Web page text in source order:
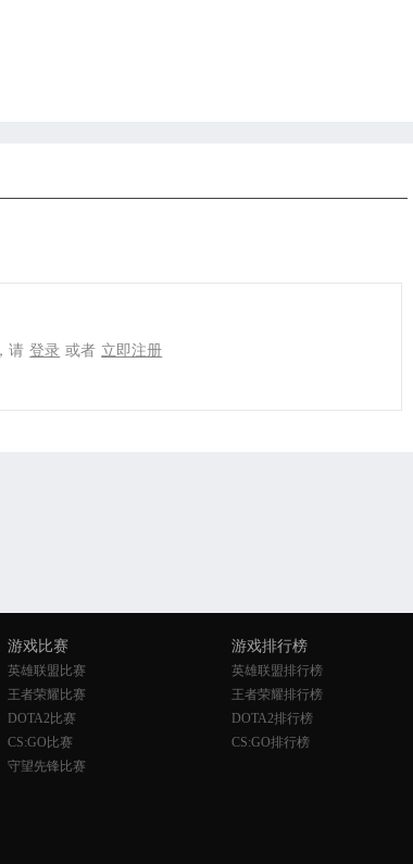
请 登录 或者 立即注册
游戏比赛
英雄联盟比赛
王者荣耀比赛
DOTA2比赛
CS:GO比赛
守望先锋比赛
游戏排行榜
英雄联盟排行榜
王者荣耀排行榜
DOTA2排行榜
CS:GO排行榜